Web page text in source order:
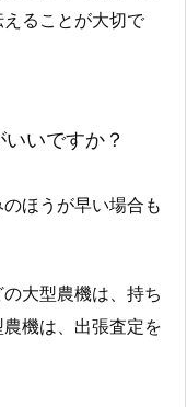
ることが大切で
いですか？
ほうが早い場合も
大型農機は、持ち
機は、出張査定を